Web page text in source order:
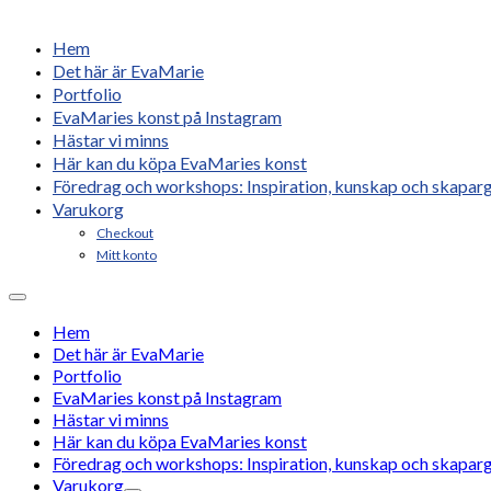
Hem
Det här är EvaMarie
Portfolio
EvaMaries konst på Instagram
Hästar vi minns
Här kan du köpa EvaMaries konst
Föredrag och workshops: Inspiration, kunskap och
Varukorg
Checkout
Mitt konto
Hem
Det här är EvaMarie
Portfolio
EvaMaries konst på Instagram
Hästar vi minns
Här kan du köpa EvaMaries konst
Föredrag och workshops: Inspiration, kunskap och
Varukorg